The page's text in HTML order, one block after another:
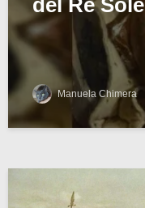
del Re Sole
Manuela Chimera